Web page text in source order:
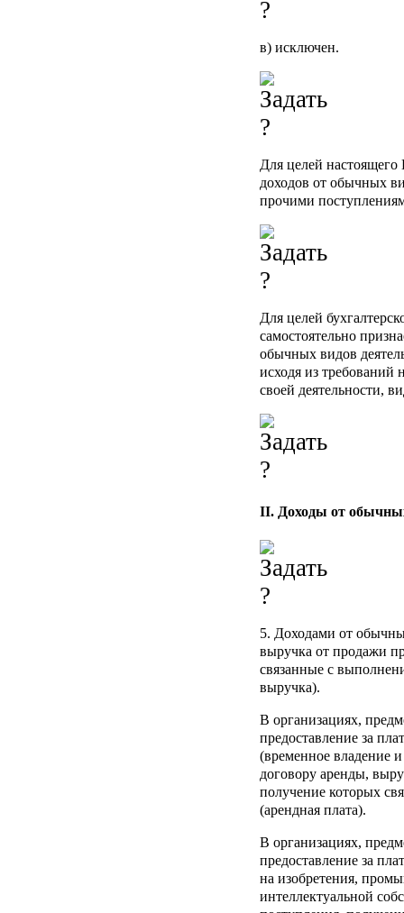
в) исключен.
Для целей
доходов от обычных
прочими
Для целей
самостоятельно
обычных видов
исходя из требований
своей деятельности,
II. Доходы от
5. Доходами от
выручка от продажи
связанные с
выручка).
В организациях,
предоставление за
(временное владение
договору аренды,
получение которых
(арендная плата).
В организациях,
предоставление за
на изобретения,
интеллектуальной